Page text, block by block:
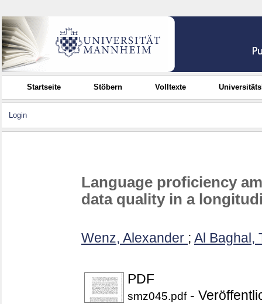
Startseite Stöbern Volltexte
Login
Language proficiency
data quality in a
Wenz, Alexander ; Al Baghal,
PDF
smz045.pdf-